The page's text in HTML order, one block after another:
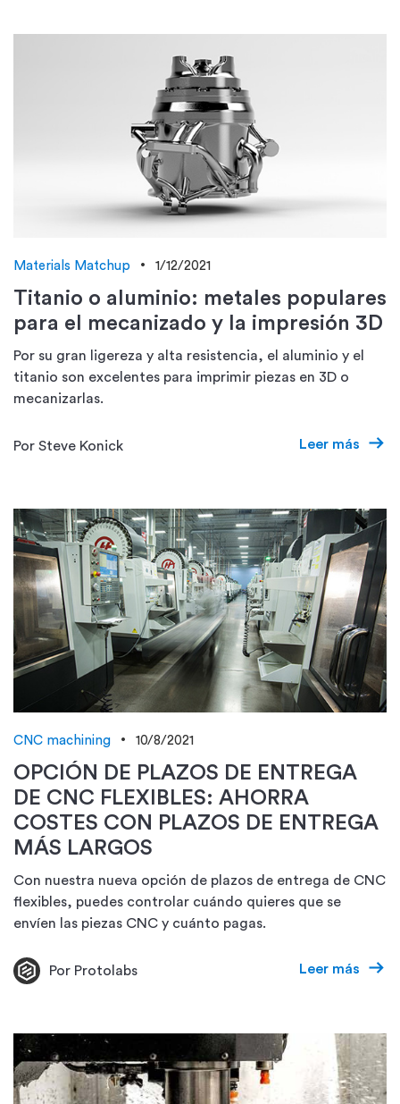
Materials Matchup 1/12/2021
Titanio o aluminio: metales populares
para el mecanizado y la impresión 3D
Por su gran ligereza y alta resistencia, el aluminio y el
titanio son excelentes para imprimir piezas en 3D o
mecanizarlas.
Por Steve Konick Leer más
CNC machining 10/8/2021
OPCIÓN DE PLAZOS DE ENTREGA
DE CNC FLEXIBLES: AHORRA
COSTES CON PLAZOS DE ENTREGA
MÁS LARGOS
Con nuestra nueva opción de plazos de entrega de CNC
flexibles, puedes controlar cuándo quieres que se
envíen las piezas CNC y cuánto pagas.
Por Protolabs Leer más